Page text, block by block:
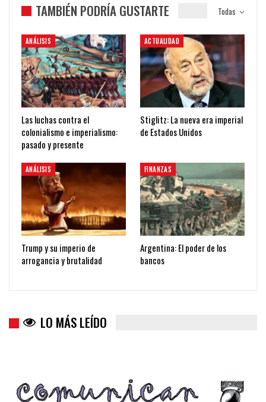
Todas
TAMBIÉN PODRÍA GUSTARTE
ANÁLISIS
Las luchas contra el
colonialismo e imperialismo:
pasado y presente
ACTUALIDAD
Stiglitz: La nueva era imperial
de Estados Unidos
ANÁLISIS
Trump y su imperio de
arrogancia y brutalidad
FINANZAS
Argentina: El poder de los
bancos
LO MÁS LEÍDO